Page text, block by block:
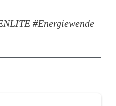
#Energiewende